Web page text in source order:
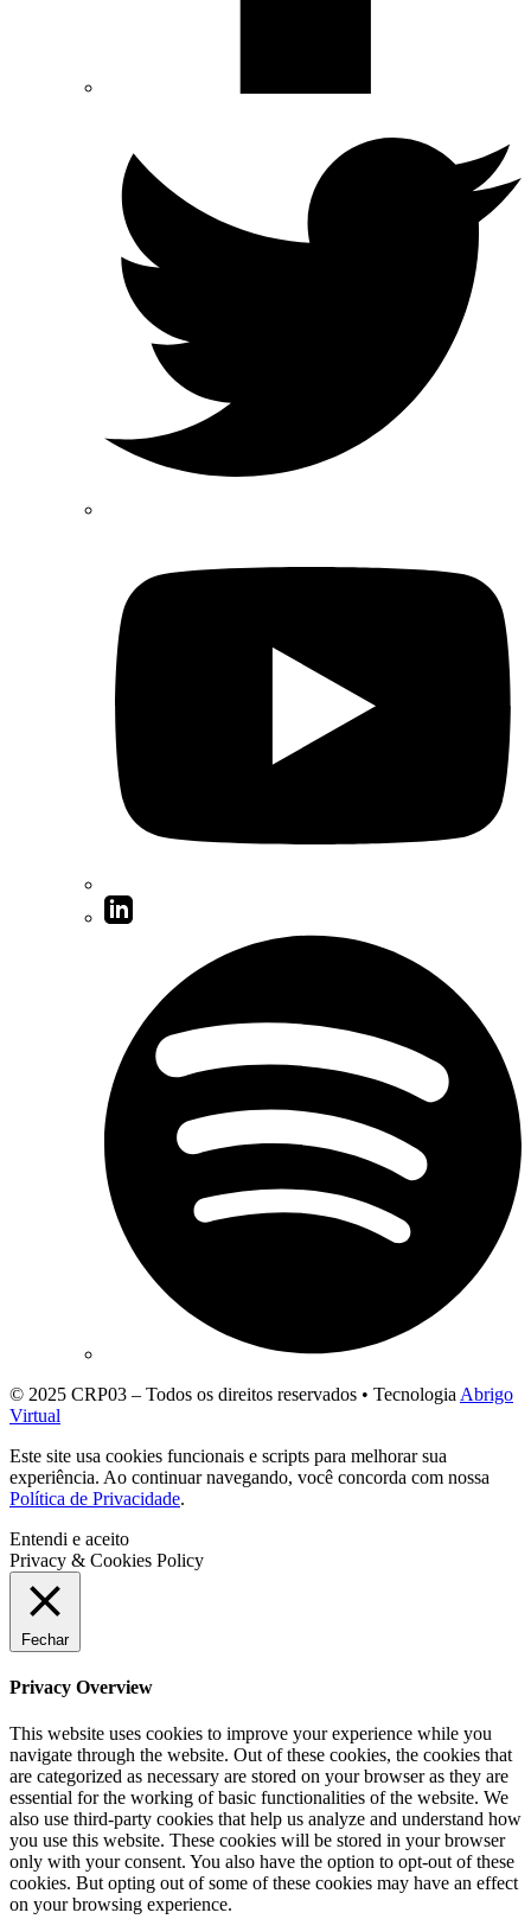
© 2025 CRP03 – Todos os direitos reservados • Tecnologia Abrigo
Virtual
Este site usa cookies funcionais e scripts para melhorar sua
experiência. Ao continuar navegando, você concorda com nossa
Política de Privacidade.
Entendi e aceito
Privacy & Cookies Policy
Fechar
Privacy Overview
This website uses cookies to improve your experience while you
navigate through the website. Out of these cookies, the cookies that
are categorized as necessary are stored on your browser as they are
essential for the working of basic functionalities of the website. We
also use third-party cookies that help us analyze and understand how
you use this website. These cookies will be stored in your browser
only with your consent. You also have the option to opt-out of these
cookies. But opting out of some of these cookies may have an effect
on your browsing experience.